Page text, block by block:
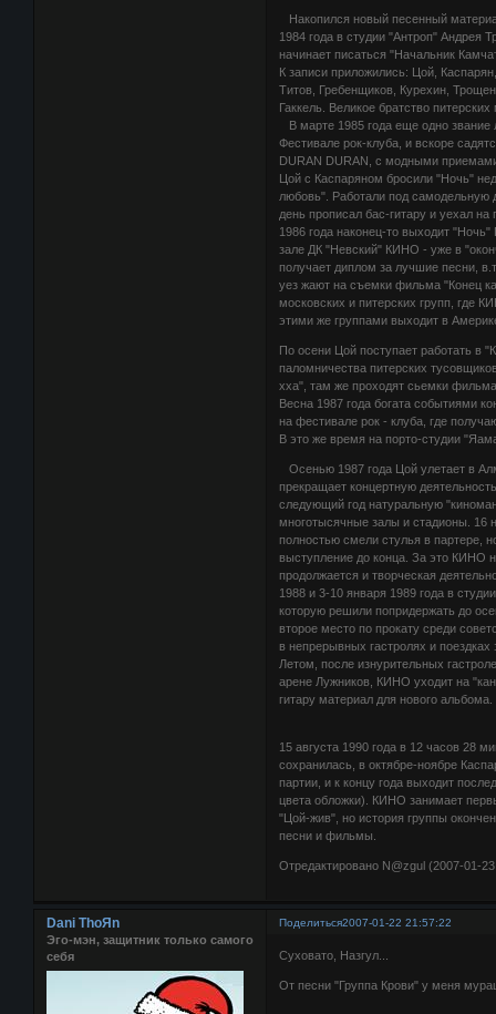
Накопился новый песенный
1984 года в студии "Антроп" Андрея
начинает писаться "Начальник
К записи приложились: Цой,
Титов, Гребенщиков, Курехин,
Гаккель. Великое братство
В марте 1985 года еще одно звание
Фестивале рок-клуба, и вскоре
DURAN DURAN, с модными
Цой с Каспаряном бросили "Ночь"
любовь". Работали под самодельную
день прописал бас-гитару и уехал
1986 года наконец-то выходит
зале ДК "Невский" КИНО - уже в
получает диплом за лучшие песни,
уез жают на съемки фильма "Конец
московских и питерских групп,
этими же группами выходит в
По осени Цой поступает работать в
паломничества питерских
хха", там же проходят сьемки
Весна 1987 года богата событиями
на фестивале рок - клуба, где
В это же время на порто-студии
Осенью 1987 года Цой улетает в
прекращает концертную
следующий год натуральную
многотысячные залы и стадионы. 16
полностью смели стулья в партере,
выступление до конца. За это КИНО
продолжается и творческая
1988 и 3-10 января 1989 года в
которую решили попридержать до
второе место по прокату среди
в непрерывных гастролях и
Летом, после изнурительных
арене Лужников, КИНО уходит на
гитару материал для нового альбома.
15 августа 1990 года в 12 часов 28
сохранилась, в октябре-ноябре
партии, и к концу года выходит
цвета обложки). КИНО занимает
"Цой-жив", но история группы
песни и фильмы.
Отредактировано N@zgul (2007-01-
Поделиться2007-01-22 21:57:22
Dani ThoЯn
Эго-мэн, защитник только самого
себя
Суховато, Назгул...
От песни "Группа Крови" у меня